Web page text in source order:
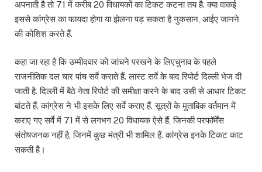
अपनाती है तो 71 में करीब 20 विधायकों का टिकट कटना तय है. क्या वाकई
इससे कांग्रेस का फायदा होगा या झेलना पड़ सकता है नुकसान, आईए जानने
की कोशिश करते हैं.
कहा जा रहा है कि उम्मीदवार को जांचने परखने के लिएचुनाव के पहले
राजनीतिक दल चार पांच सर्वे कराते हैं. लास्ट सर्वे के बाद रिपोर्ट दिल्ली भेज दी
जाती है. दिल्ली में बैठे नेता रिपोर्ट की समीक्षा करने के बाद उसी से आधार टिकट
बांटते हैं. कांग्रेस ने भी इसके लिए सर्वे कराए हैं. सूत्रों के मुताबिक वर्तमान में
कराए गए सर्वे में 71 में से लगभग 20 विधायक ऐसे हैं, जिनकी परफॉर्मेंस
संतोषजनक नहीं है, जिनमें कुछ मंत्री भी शामिल हैं. कांग्रेस इनके टिकट काट
सकती है।